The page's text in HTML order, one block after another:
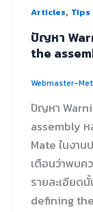
Articles, Tips
ปัญหา
the
Webmaster-
ปัญหา
assembly ห
Mate ในงาน
เตือนว่าพบค
รายละเอียด
defining